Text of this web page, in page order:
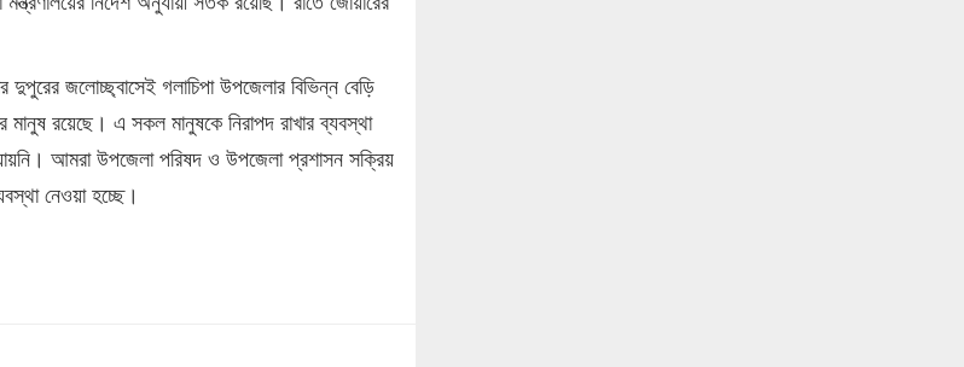
দুপুরের জলোচ্ছ্বাসেই গলাচিপা উপজেলার বিভিন্ন বেড়ি
মানুষ রয়েছে। এ সকল মানুষকে নিরাপদ রাখার ব্যবস্থা
আমরা উপজেলা পরিষদ ও উপজেলা প্রশাসন সক্রিয়
নেওয়া হচ্ছে।